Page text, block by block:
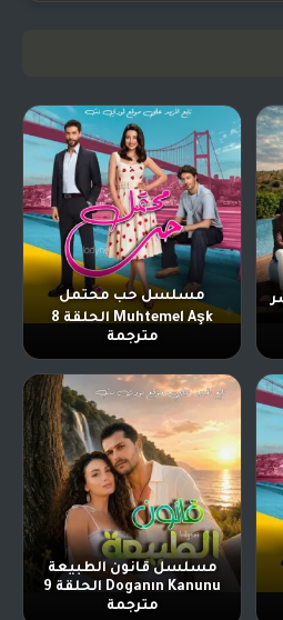
مسلسل حب محتمل
Muhtemel Aşk الحلقة 8
مترجمة
مسلسل قانون الطبيعة
Doganın Kanunu الحلقة 9
مترجمة